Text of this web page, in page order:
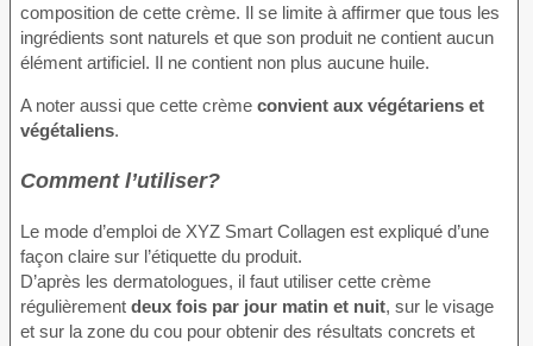
composition de cette crème. Il se limite à affirmer que tous les
ingrédients sont naturels et que son produit ne contient aucun
élément artificiel. Il ne contient non plus aucune huile.
A noter aussi que cette crème convient aux végétariens et
végétaliens.
Comment l’utiliser?
Le mode d’emploi de XYZ Smart Collagen est expliqué d’une
façon claire sur l’étiquette du produit.
D’après les dermatologues, il faut utiliser cette crème
régulièrement deux fois par jour matin et nuit, sur le visage
et sur la zone du cou pour obtenir des résultats concrets et